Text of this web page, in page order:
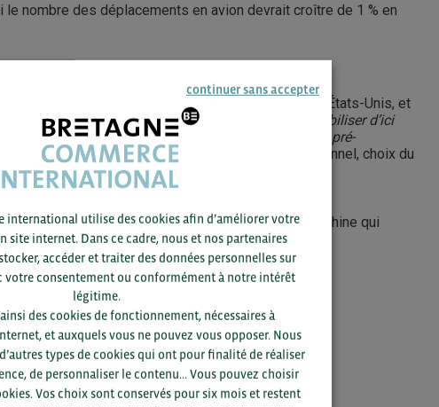
nombre des déplacements en avion devrait croître de 1 % en
devraient baisser de 24 % en Europe et aux États-Unis, et
demande de voyages longue distance devrait se stabiliser d’ici
que les voyages d’affaires reviennent à niveaux pré-
de la mobilité virtuelle dans un cadre professionnel, choix du
etc.)
des préoccupations environnementales.
à se redresser comparée aux Etats-Unis et à la Chine qui
ACCÉDEZ À LA RESSOURCE
continuer sans accepter
international utilise des cookies afin d’améliorer votre
site internet. Dans ce cadre, nous et nos partenaires
accéder et traiter des données personnelles sur
votre consentement ou conformément à notre intérêt
légitime.
des cookies de fonctionnement, nécessaires à
et auxquels vous ne pouvez vous opposer. Nous
types de cookies qui ont pour finalité de réaliser
de personnaliser le contenu... Vous pouvez choisir
Vos choix sont conservés pour six mois et restent